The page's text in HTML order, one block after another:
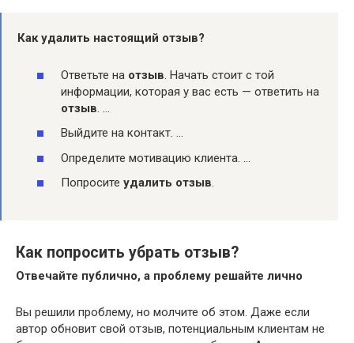
Какудалить настоящий отзыв?
Ответьте на отзыв. Начать стоит с той
информации, которая у вас есть — ответить на
отзыв. …
Выйдите на контакт. …
Определите мотивацию клиента. …
Попросите удалить отзыв.
Как попросить убрать отзыв?
Отвечайте публично, а проблему решайте лично
Вы решили проблему, но молчите об этом. Даже если
автор обновит свой отзыв, потенциальным клиентам не